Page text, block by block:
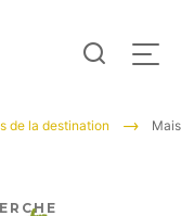
Menu
de la destination